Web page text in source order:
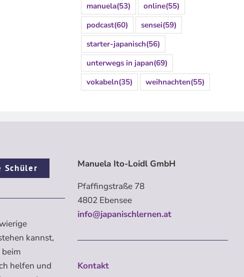
manuela(53) online(55)
podcast(60) sensei(59)
starter-japanisch(56)
unterwegs in japan(69)
vokabeln(35) weihnachten(55)
Schüler
kannst,
helfen und
Manuela Ito-Loidl GmbH
Pfaffingstraße 78
4802 Ebensee
info@japanischlernen.at
Kontakt